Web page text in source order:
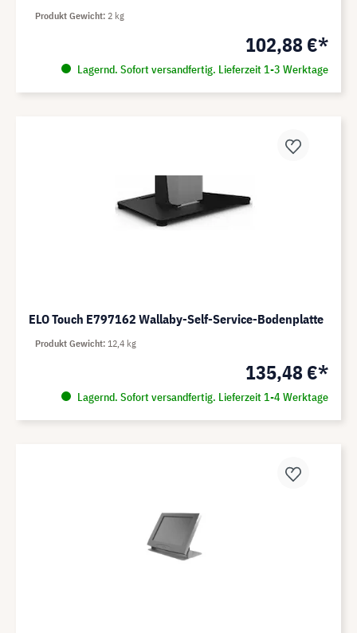
102,88 €*
Lagernd. Sofort versandfertig. Lieferzeit 1-3 Werktage
Produkt Gewicht 2 kg
ELO Touch E797162 Wallaby-Self-Service-Bodenplatte
135,48 €*
Lagernd. Sofort versandfertig. Lieferzeit 1-4 Werktage
Produkt Gewicht 12,4 kg